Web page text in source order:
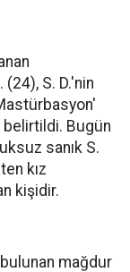
(24), S. D.'nin
Bugün
sanık S.
kız
kişidir.
mağdur